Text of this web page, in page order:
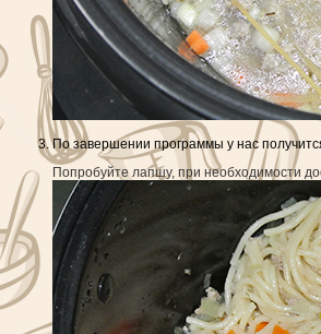
По завершении программы у нас
Попробуйте лапшу, при необходимости